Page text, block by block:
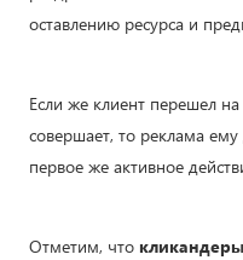
оставлению ресурса и
Если же клиент перешел
совершает, то реклама
первое же активное
Отметим, что кликандеры